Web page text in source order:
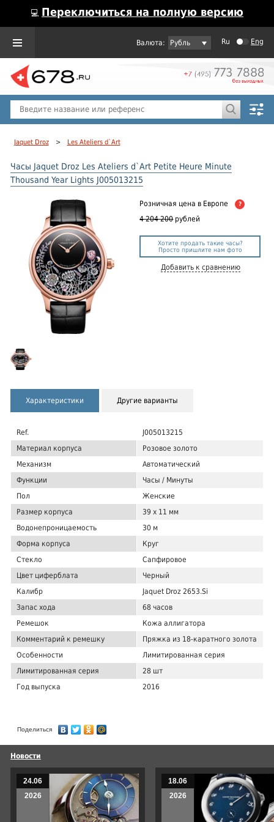
💻 Переключиться на полную версию
Рубль Ru Eng
Jaquet Droz > Les Ateliers d`Art
Часы Jaquet Droz Les Ateliers d`Art Petite Heure Minute
Thousand Year Lights J005013215
Розничная цена в Европе ?
4 204 200 рублей
Хотите продать такие часы?
Просто пришлите нам фото
Добавить к сравнению
Характеристики Другие варианты
Ref.
J005013215
Материал корпуса
Розовое золото
Механизм
Автоматический
Функции
Часы / Минуты
Пол
Женские
Размер корпуса
39 x 11 мм
Водонепроницаемость
30 м
Форма корпуса
Круг
Стекло
Сапфировое
Цвет циферблата
Черный
Калибр
Jaquet Droz 2653.Si
Запас хода
68 часов
Ремешок
Кожа аллигатора
Комментарий к ремешку
Пряжка из 18-каратного золота
Особенности
Лимитированная серия
Лимитированная серия
28 шт
Год выпуска
2016
Поделиться
Новости
24.06
2026
18.06
2026